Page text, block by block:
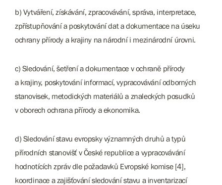
b) Vytváření, získávání, zpracovávání, správa, interpretace,
zpřístupňování a poskytování dat a dokumentace na úseku
ochrany přírody a krajiny na národní i mezinárodní úrovni.
c) Sledování, šetření a dokumentace v ochraně přírody
a krajiny, poskytování informací, vypracovávání odborných
stanovisek, metodických materiálů a znaleckých posudků
v oborech ochrana přírody a ekonomika.
d) Sledování stavu evropsky významných druhů a typů
přírodních stanovišť v České republice a vypracovávání
hodnotících zpráv dle požadavků Evropské komise [4],
koordinace a zajišťování sledování stavu a inventarizací